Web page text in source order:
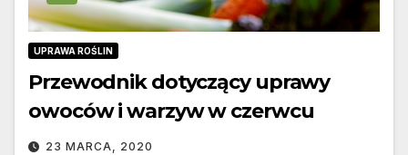
UPRAWA ROŚLIN
Przewodnik dotyczący uprawy
owoców i warzyw w czerwcu
23 MARCA, 2020